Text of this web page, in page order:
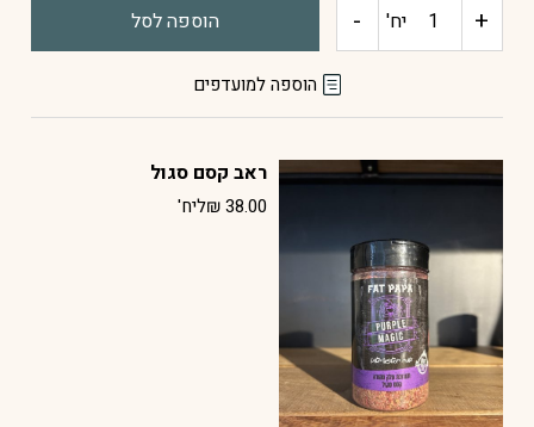
+ כמות
צ'יפוטלה
שום
יח' - הוספה לסל
הוספה למועדפים
ראב קסם סגול
₪38.00 ליח'